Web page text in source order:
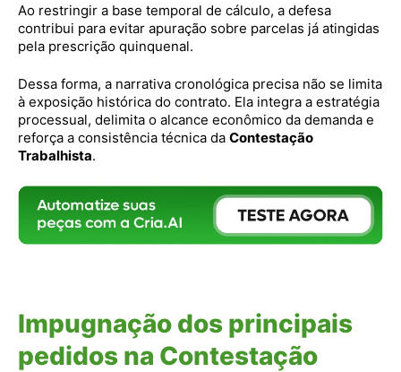
Ao restringir a base temporal de cálculo, a defesa
contribui para evitar apuração sobre parcelas já atingidas
pela prescrição quinquenal.
Dessa forma, a narrativa cronológica precisa não se limita
à exposição histórica do contrato. Ela integra a estratégia
processual, delimita o alcance econômico da demanda e
reforça a consistência técnica da Contestação
Trabalhista.
Impugnação dos principais
pedidos na Contestação